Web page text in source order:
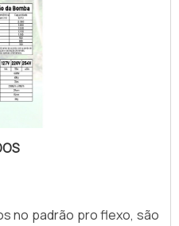
no padrão pro flexo, são